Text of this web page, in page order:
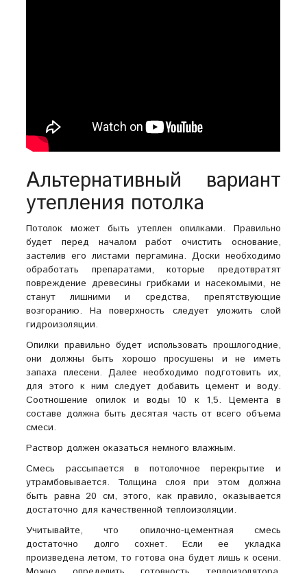
Альтернативный вариант
утепления потолка
Потолок может быть утеплен опилками. Правильно
будет перед началом работ очистить основание,
застелив его листами пергамина. Доски необходимо
обработать препаратами, которые предотвратят
повреждение древесины грибками и насекомыми, не
станут лишними и средства, препятствующие
возгоранию. На поверхность следует уложить слой
гидроизоляции.
Опилки правильно будет использовать прошлогодние,
они должны быть хорошо просушены и не иметь
запаха плесени. Далее необходимо подготовить их,
для этого к ним следует добавить цемент и воду.
Соотношение опилок и воды 10 к 1,5. Цемента в
составе должна быть десятая часть от всего объема
смеси.
Раствор должен оказаться немного влажным.
Смесь рассыпается в потолочное перекрытие и
утрамбовывается. Толщина слоя при этом должна
быть равна 20 см, этого, как правило, оказывается
достаточно для качественной теплоизоляции.
Учитывайте, что опилочно-цементная смесь
достаточно долго сохнет. Если ее укладка
произведена летом, то готова она будет лишь к осени.